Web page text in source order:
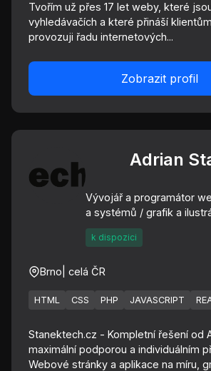
Tvořím už přes 17 let weby, které
vyhledávačích a které přináší
provozuji řadu internetových...
Zobrazit profil
Adrian
Vývojář a programátor
a systémů / grafik a
k dispozici
Brno | celá ČR
HTML CSS PHP JAVASCRIPT
Stanektech.cz - Kompletní řešení od
maximální podporou a individuálním
Webové stránky a aplikace na míru,